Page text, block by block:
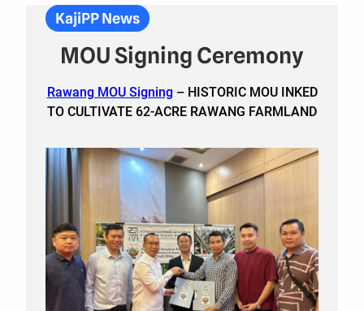
KajiPP News
MOU Signing Ceremony
Rawang MOU Signing – HISTORIC MOU INKED
TO CULTIVATE 62-ACRE RAWANG FARMLAND